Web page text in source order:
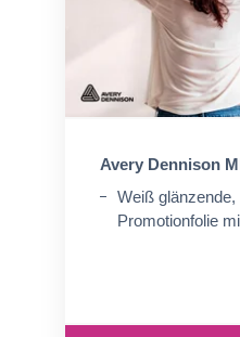
Avery Dennison
Weiß
Promotionfolie